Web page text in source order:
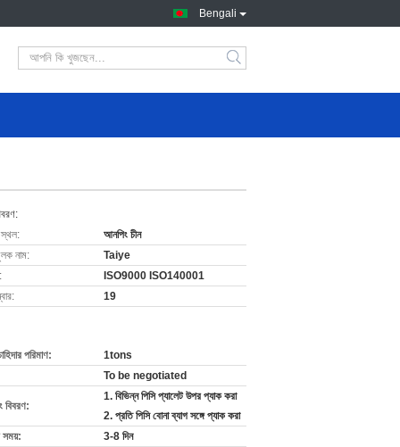
Bengali
স্থল:
আনপিং চীন
নাম:
Taiye
ISO9000 ISO140001
19
পরিমাণ:
1tons
To be negotiated
বিবরণ:
1. বিভিন্ন পিসি প্যালেট উপর প্যাক করা
2. প্রতি পিসি বোনা ব্যাগ সঙ্গে প্যাক করা
সময়:
3-8 দিন